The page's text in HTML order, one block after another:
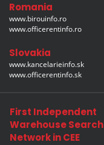
Romania
www.birouinfo.ro
www.officerentinfo.ro
Slovakia
www.kancelarieinfo.sk
www.officerentinfo.sk
First Independent
Warehouse Search
Network in CEE